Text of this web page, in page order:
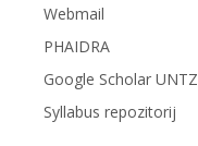
Webmail
PHAIDRA
Google Scholar UNTZ
Syllabus repozitorij